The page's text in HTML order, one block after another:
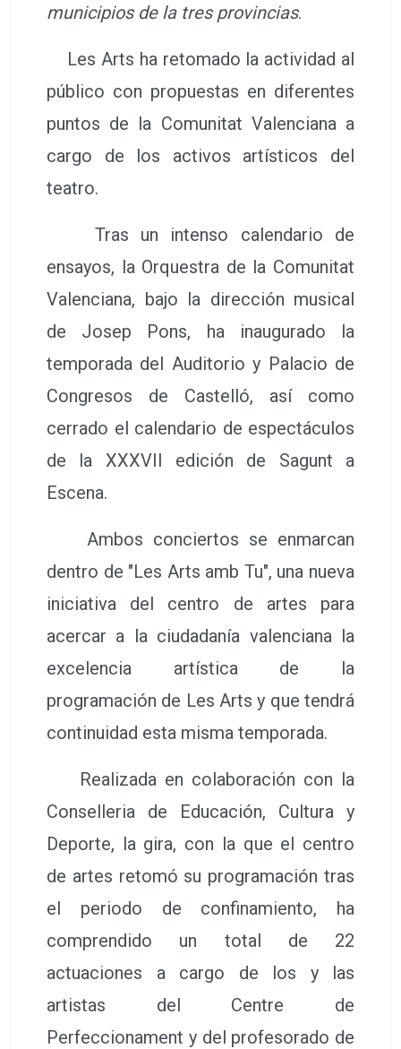
municipios de la tres provincias.
Les Arts ha retomado la actividad al
público con propuestas en diferentes
puntos de la Comunitat Valenciana a
cargo de los activos artísticos del
teatro.
Tras un intenso calendario de
ensayos, la Orquestra de la Comunitat
Valenciana, bajo la dirección musical
de Josep Pons, ha inaugurado la
temporada del Auditorio y Palacio de
Congresos de Castelló, así como
cerrado el calendario de espectáculos
de la XXXVII edición de Sagunt a
Escena.
Ambos conciertos se enmarcan
dentro de "Les Arts amb Tu", una nueva
iniciativa del centro de artes para
acercar a la ciudadanía valenciana la
excelencia artística de la
programación de Les Arts y que tendrá
continuidad esta misma temporada.
Realizada en colaboración con la
Conselleria de Educación, Cultura y
Deporte, la gira, con la que el centro
de artes retomó su programación tras
el periodo de confinamiento, ha
comprendido un total de 22
actuaciones a cargo de los y las
artistas del Centre de
Perfeccionament y del profesorado de